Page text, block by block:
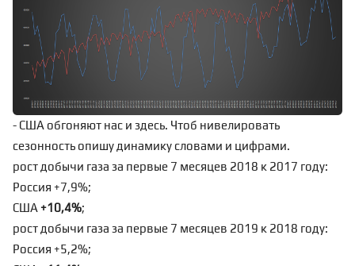
- США обгоняют нас и здесь. Чтоб нивелировать
сезонность опишу динамику словами и цифрами.
рост добычи газа за первые 7 месяцев 2018 к 2017 году:
Россия +7,9%;
США +10,4%;
рост добычи газа за первые 7 месяцев 2019 к 2018 году:
Россия +5,2%;